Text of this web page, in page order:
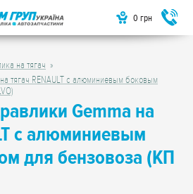
0 грн
на тягач
тягач RENAULT с алюминиевым боковым
Gemma на
с алюминиевым
для бензовоза (КП